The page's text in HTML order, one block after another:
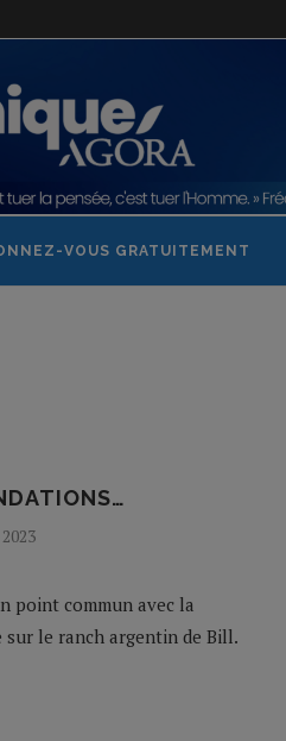
VOUS GRATUITEMENT
point commun avec la
le ranch argentin de Bill.